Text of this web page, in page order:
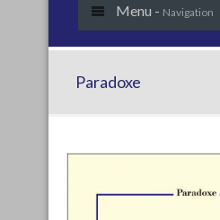
Menu - Navigation
Paradoxe